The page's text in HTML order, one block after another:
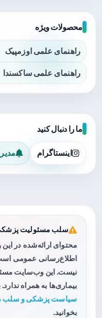
محصولات ویژه
راهنمای علمی اوزمپیک
راهنمای علمی ساکسندا
ما را دنبال کنید
اینستاگرام
سلب مسئولیت
محتوای ارائه‌شده در
اطلاع‌رسانی عمومی
نیست. این وب‌سایت
بیماری‌ها به همراه
سیاست پزشکی و سلب
بخوانید.